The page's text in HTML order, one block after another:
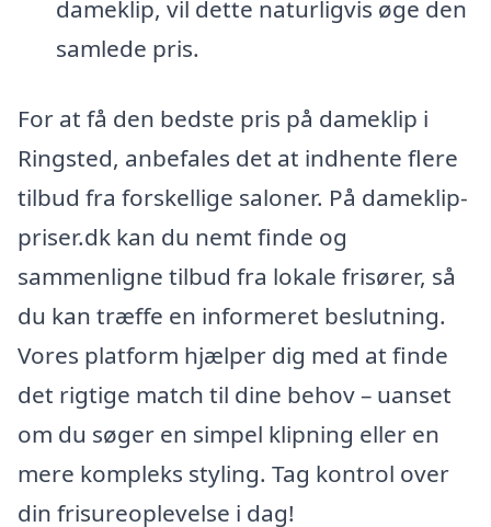
dameklip, vil dette naturligvis øge den
samlede pris.
For at få den bedste pris på dameklip i
Ringsted, anbefales det at indhente flere
tilbud fra forskellige saloner. På dameklip-
priser.dk kan du nemt finde og
sammenligne tilbud fra lokale frisører, så
du kan træffe en informeret beslutning.
Vores platform hjælper dig med at finde
det rigtige match til dine behov – uanset
om du søger en simpel klipning eller en
mere kompleks styling. Tag kontrol over
din frisureoplevelse i dag!